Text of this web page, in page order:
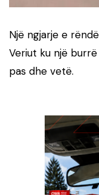
Një ngjarje e
Veriut ku një
pas dhe vetë.